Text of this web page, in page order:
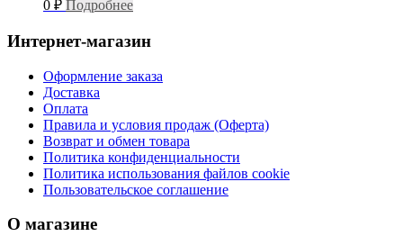
0 ₽ Подробнее
Интернет-магазин
Оформление заказа
Доставка
Оплата
Правила и условия продаж (Оферта)
Возврат и обмен товара
Политика конфиденциальности
Политика использования файлов cookie
Пользовательское соглашение
О магазине